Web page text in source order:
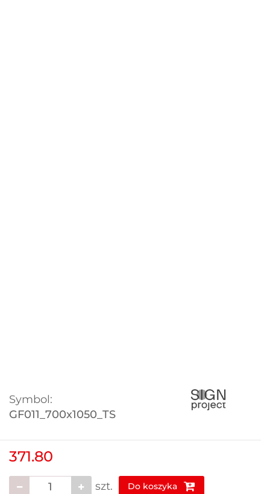
Symbol:
GF011_700x1050_TS
371.80
szt. Do koszyka